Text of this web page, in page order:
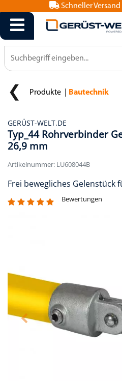
Schneller 0800 15
Produkte Bautechnik
GERÜST-WELT.DE
Typ_44 Rohrverbinder
26,9 mm
Artikelnummer: LU608044B
Frei bewegliches Gelenstück
Bewertungen